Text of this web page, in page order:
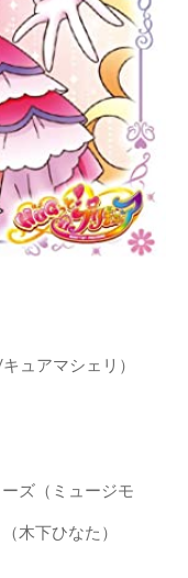
ュアマシェリ）
ズ（ミュージモ
木下ひなた）